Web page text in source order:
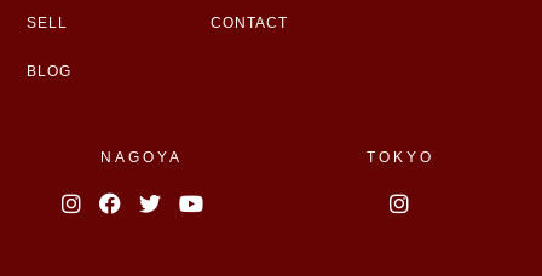
SELL CONTACT
BLOG
NAGOYA TOKYO